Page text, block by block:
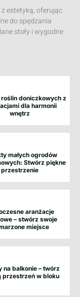
estetyką, oferując
do spędzania
stoły i wygodne
roślin doniczkowych z
dla harmonii
wnętrz
małych ogrodów
Stwórz piękne
przestrzenie
aranżacje
– stwórz swoje
miejsce
na balkonie – twórz
przestrzeń w bloku